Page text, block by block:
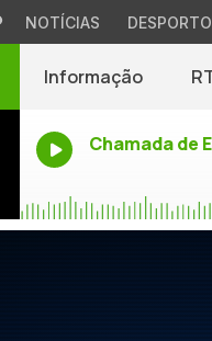
NOTÍCIAS DESPORTO
Informação
Chamada de